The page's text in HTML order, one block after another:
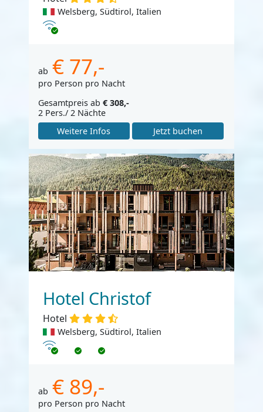
Welsberg, Südtirol, Italien
Internet
ab € 77,-
pro Person pro Nacht
Gesamtpreis ab € 308,-
2 Pers./ 2 Nächte
Weitere Infos
Jetzt buchen
Hotel Christof
Hotel
Welsberg, Südtirol, Italien
Internet
ab € 89,-
pro Person pro Nacht